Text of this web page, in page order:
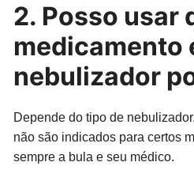
2. Posso usar
medicamento
nebulizador
Depende do tipo de
não são indicados para certos
sempre a bula e seu médico.